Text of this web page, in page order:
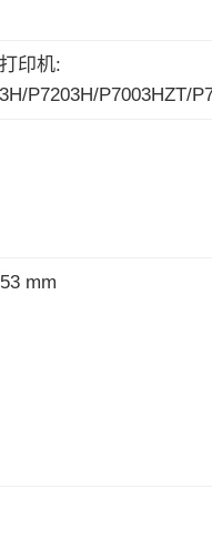
印机:
P7203H/P7003HZT/
mm